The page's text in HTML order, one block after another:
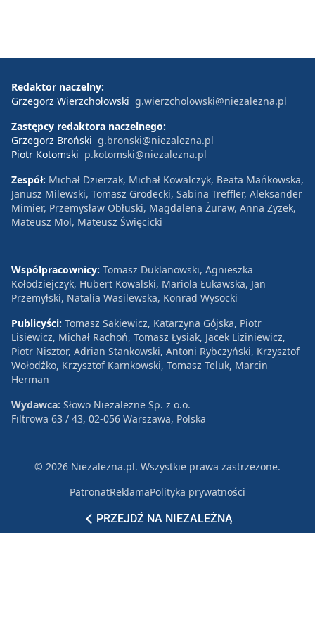
PRZEJDŹ NA NIEZALEŻNĄ
Redaktor naczelny:
Grzegorz Wierzchołowski g.wierzcholowski@niezalezna.pl
Zastępcy redaktora naczelnego:
Grzegorz Broński g.bronski@niezalezna.pl
Piotr Kotomski p.kotomski@niezalezna.pl
Zespół: Michał Dzierżak, Michał Kowalczyk, Beata Mańkowska,
Janusz Milewski, Tomasz Grodecki, Sabina Treffler, Aleksander
Mimier, Przemysław Obłuski, Magdalena Żuraw, Anna Zyzek,
Mateusz Mol, Mateusz Święcicki
Współpracownicy: Tomasz Duklanowski, Agnieszka
Kołodziejczyk, Hubert Kowalski, Mariola Łukawska, Jan
Przemyłski, Natalia Wasilewska, Konrad Wysocki
Publicyści: Tomasz Sakiewicz, Katarzyna Gójska, Piotr
Lisiewicz, Michał Rachoń, Tomasz Łysiak, Jacek Liziniewicz,
Piotr Nisztor, Adrian Stankowski, Antoni Rybczyński, Krzysztof
Wołodźko, Krzysztof Karnkowski, Tomasz Teluk, Marcin
Herman
Wydawca: Słowo Niezależne Sp. z o.o.
Filtrowa 63 / 43, 02-056 Warszawa, Polska
© 2026 Niezależna.pl. Wszystkie prawa zastrzeżone.
PatronatReklamaPolityka prywatności